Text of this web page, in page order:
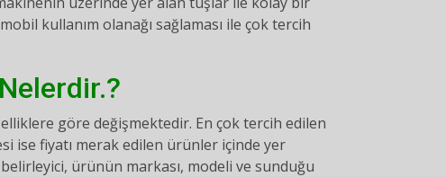
kullanım olanağı sağlaması ile çok tercih
göre değişmektedir. En çok tercih edilen
ise fiyatı merak edilen ürünler içinde yer
ürünün markası, modeli ve sunduğu